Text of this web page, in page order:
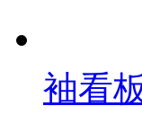
袖看